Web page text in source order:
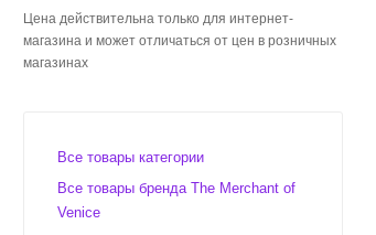
Цена действительна только для интернет-
магазина и может отличаться от цен в розничных
магазинах
Все товары категории
Все товары бренда The Merchant of
Venice